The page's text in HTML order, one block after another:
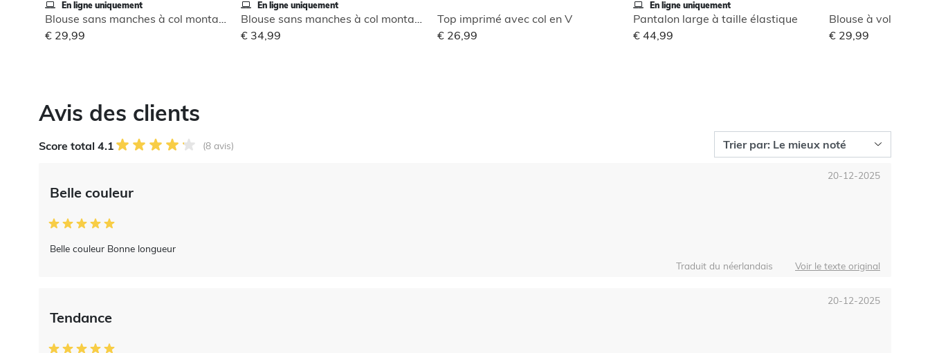
En ligne uniquement
Blouse sans manches à col montant
€ 29,99
En ligne uniquement
Blouse sans manches à col montant
€ 34,99
Top imprimé avec col en V
€ 26,99
En ligne uniquement
Pantalon large à taille élastique
€ 44,99
Blouse à volants
€ 29,99
Avis des clients
Score total 4.1 (8 avis)
Belle couleur
Belle couleur Bonne longueur
20-12-2025
Traduit du néerlandais Voir le texte original
Tendance
20-12-2025